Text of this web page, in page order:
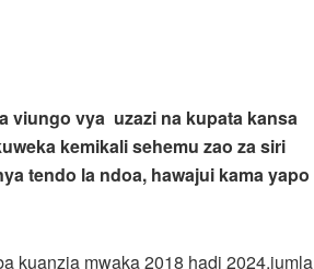
viungo vya uzazi na kupata kansa
kemikali sehemu zao za siri
tendo la ndoa, hawajui kama yapo
kuanzia mwaka 2018 hadi 2024,jumla